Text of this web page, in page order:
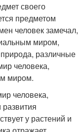
своего
предметом
человек замечал,
миром,
различные
человека,
миром.
человека,
у растений и